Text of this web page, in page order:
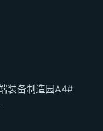
装备制造园A4#